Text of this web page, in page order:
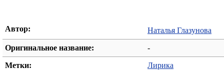
Автор: Наталья Глазунова
Оригинальное название: -
Метки: Лирика